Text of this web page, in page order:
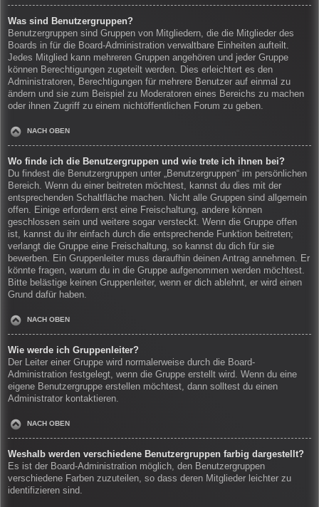
Was sind Benutzergruppen?
Benutzergruppen sind Gruppen von Mitgliedern, die die Mitglieder des
Boards in für die Board-Administration verwaltbare Einheiten aufteilt.
Jedes Mitglied kann mehreren Gruppen angehören und jeder Gruppe
können Berechtigungen zugeteilt werden. Dies erleichtert es den
Administratoren, Berechtigungen für mehrere Benutzer auf einmal zu
ändern und sie zum Beispiel zu Moderatoren eines Bereichs zu machen
oder ihnen Zugriff zu einem nichtöffentlichen Forum zu geben.
NACH OBEN
Wo finde ich die Benutzergruppen und wie trete ich ihnen bei?
Du findest die Benutzergruppen unter „Benutzergruppen“ im persönlichen
Bereich. Wenn du einer beitreten möchtest, kannst du dies mit der
entsprechenden Schaltfläche machen. Nicht alle Gruppen sind allgemein
offen. Einige erfordern erst eine Freischaltung, andere können
geschlossen sein und weitere sogar versteckt. Wenn die Gruppe offen
ist, kannst du ihr einfach durch die entsprechende Funktion beitreten;
verlangt die Gruppe eine Freischaltung, so kannst du dich für sie
bewerben. Ein Gruppenleiter muss daraufhin deinen Antrag annehmen. Er
könnte fragen, warum du in die Gruppe aufgenommen werden möchtest.
Bitte belästige keinen Gruppenleiter, wenn er dich ablehnt, er wird einen
Grund dafür haben.
NACH OBEN
Wie werde ich Gruppenleiter?
Der Leiter einer Gruppe wird normalerweise durch die Board-
Administration festgelegt, wenn die Gruppe erstellt wird. Wenn du eine
eigene Benutzergruppe erstellen möchtest, dann solltest du einen
Administrator kontaktieren.
NACH OBEN
Weshalb werden verschiedene Benutzergruppen farbig dargestellt?
Es ist der Board-Administration möglich, den Benutzergruppen
verschiedene Farben zuzuteilen, so dass deren Mitglieder leichter zu
identifizieren sind.